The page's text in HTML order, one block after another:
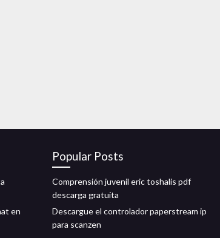
en
Popular Posts
Comprensión juvenil eric toshalis pdf
descarga gratuita
Descargue el controlador paperstream ip
para scanzen